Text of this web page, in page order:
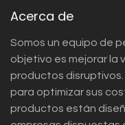
Acerca de
Somos un equipo de
objetivo es mejorar la
productos
para optimizar sus
productos están